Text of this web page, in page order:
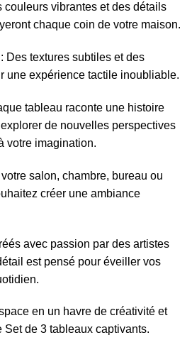
prix :
د.م. 690,00
à
د.م. 1.090,00
couleurs vibrantes et des détails
chaque coin de votre maison.
Des textures subtiles et des
une expérience tactile inoubliable.
tableau raconte une histoire
de nouvelles perspectives
votre imagination.
salon, chambre, bureau ou
créer une ambiance
avec passion par des artistes
est pensé pour éveiller vos
en un havre de créativité et
Set de 3 tableaux captivants.